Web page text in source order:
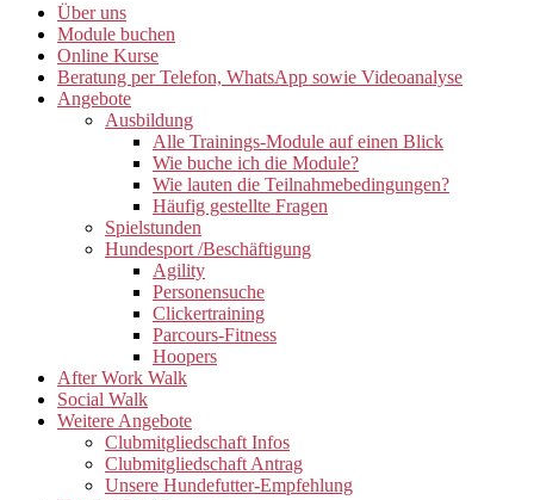
Über uns
Module buchen
Online Kurse
Beratung per Telefon, WhatsApp sowie Videoanalyse
Angebote
Ausbildung
Alle Trainings-Module auf einen Blick
Wie buche ich die Module?
Wie lauten die Teilnahmebedingungen?
Häufig gestellte Fragen
Spielstunden
Hundesport /Beschäftigung
Agility
Personensuche
Clickertraining
Parcours-Fitness
Hoopers
After Work Walk
Social Walk
Weitere Angebote
Clubmitgliedschaft Infos
Clubmitgliedschaft Antrag
Unsere Hundefutter-Empfehlung